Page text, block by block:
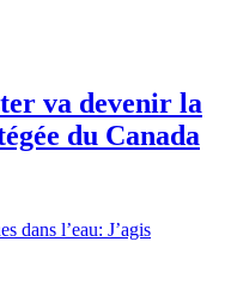
va devenir la
du Canada
dans l’eau: J’agis